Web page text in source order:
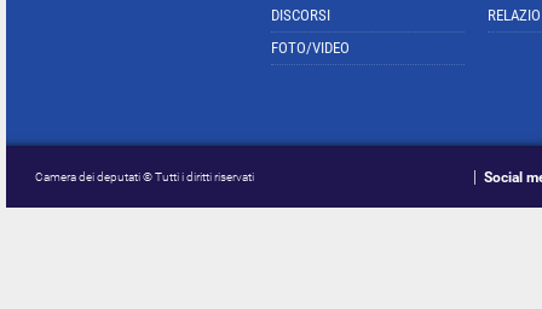
DISCORSI
FOTO/VIDEO
Camera dei deputati © Tutti i diritti riservati Social